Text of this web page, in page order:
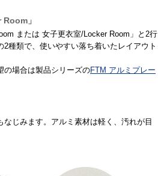
」
または 女子更衣室/Locker Room」と2行
種類で、使いやすい落ち着いたレイアウト
の場合は製品シリーズのFTM アルミプレー
じみます。アルミ素材は軽く、汚れが目